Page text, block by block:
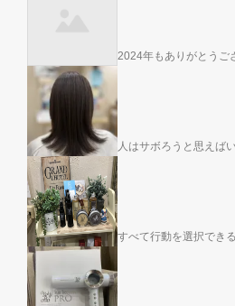
2024年もありがとうご
人はサボろうと思えば
すべて行動を選択でき